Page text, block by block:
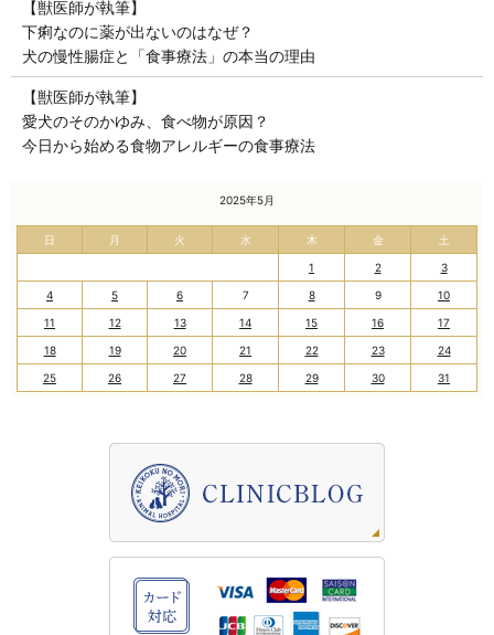
【獣医師が執筆】
下痢なのに薬が出ないのはなぜ？
犬の慢性腸症と「食事療法」の本当の理由
【獣医師が執筆】
愛犬のそのかゆみ、食べ物が原因？
今日から始める食物アレルギーの食事療法
2025年5月
日 月 火 水 木 金 土
1 2 3
4 5 6 7 8 9 10
11 12 13 14 15 16 17
18 19 20 21 22 23 24
25 26 27 28 29 30 31